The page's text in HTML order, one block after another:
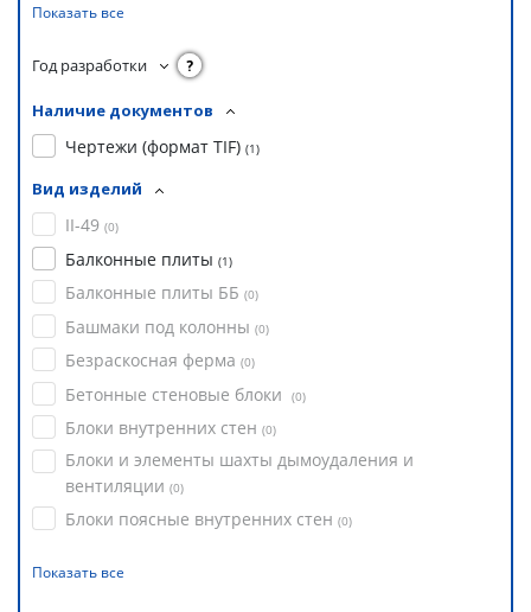
Показать все
Год разработки ?
Наличие документов
Чертежи (формат TIF) (1)
Вид изделий
II-49 (0)
Балконные плиты (1)
Балконные плиты ББ (0)
Башмаки под колонны (0)
Безраскосная ферма (0)
Бетонные стеновые блоки (0)
Блоки внутренних стен (0)
Блоки и элементы шахты дымоудаления и
вентиляции (0)
Блоки поясные внутренних стен (0)
Показать все